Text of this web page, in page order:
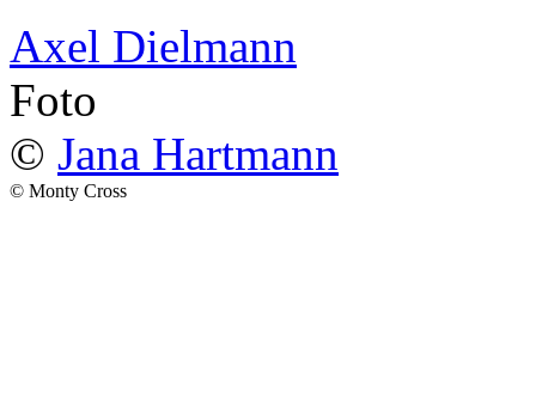
Axel Dielmann
Foto
© Jana Hartmann
© Monty Cross